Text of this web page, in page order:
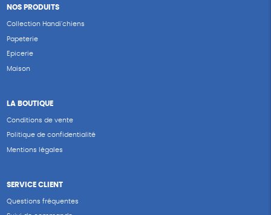
NOS PRODUITS
Collection Handi’chiens
Papeterie
Epicerie
Maison
LA BOUTIQUE
Conditions de vente
Politique de confidentialité
Mentions légales
SERVICE CLIENT
Questions fréquentes